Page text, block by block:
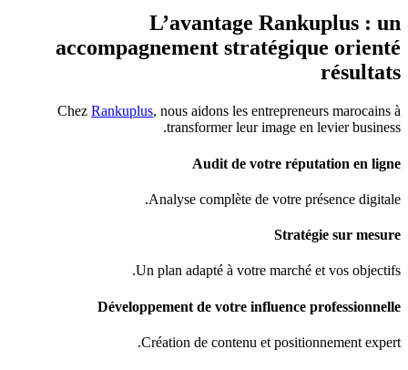
L’avantage Rankuplus : un
accompagnement stratégique orienté
résultats
Chez Rankuplus, nous aidons les entrepreneurs marocains à
transformer leur image en levier business.
Audit de votre réputation en ligne
Analyse complète de votre présence digitale.
Stratégie sur mesure
Un plan adapté à votre marché et vos objectifs.
Développement de votre influence professionnelle
Création de contenu et positionnement expert.